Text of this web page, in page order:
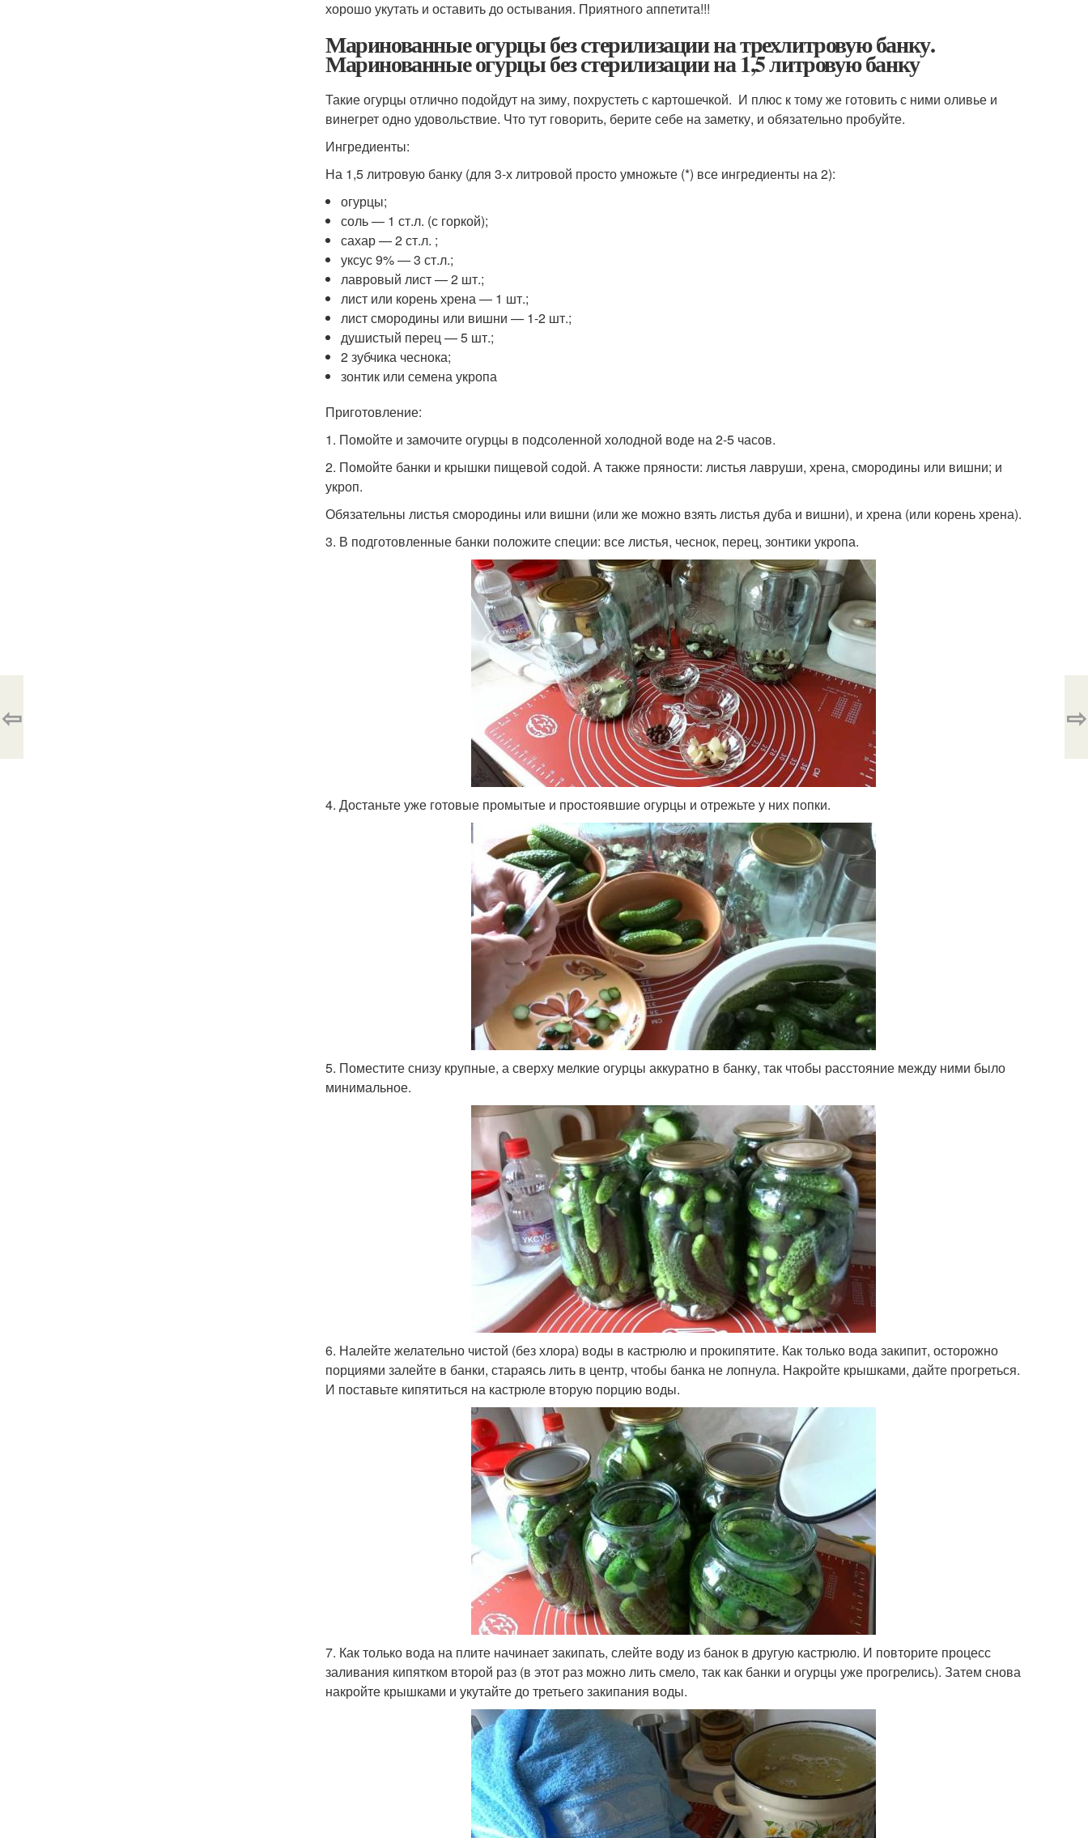
хорошо укутать и оставить до остывания. Приятного аппетита!!!
Маринованные огурцы без стерилизации на трехлитровую банку.
Маринованные огурцы без стерилизации на 1,5 литровую банку
Такие огурцы отлично подойдут на зиму, похрустеть с картошечкой. И плюс к тому же готовить с ними оливье и
винегрет одно удовольствие. Что тут говорить, берите себе на заметку, и обязательно пробуйте.
Ингредиенты:
На 1,5 литровую банку (для 3-х литровой просто умножьте (*) все ингредиенты на 2):
огурцы;
соль — 1 ст.л. (с горкой);
сахар — 2 ст.л. ;
уксус 9% — 3 ст.л.;
лавровый лист — 2 шт.;
лист или корень хрена — 1 шт.;
лист смородины или вишни — 1-2 шт.;
душистый перец — 5 шт.;
2 зубчика чеснока;
зонтик или семена укропа
Приготовление:
1. Помойте и замочите огурцы в подсоленной холодной воде на 2-5 часов.
2. Помойте банки и крышки пищевой содой. А также пряности: листья лавруши, хрена, смородины или вишни; и
укроп.
Обязательны листья смородины или вишни (или же можно взять листья дуба и вишни), и хрена (или корень хрена).
3. В подготовленные банки положите специи: все листья, чеснок, перец, зонтики укропа.
4. Достаньте уже готовые промытые и простоявшие огурцы и отрежьте у них попки.
5. Поместите снизу крупные, а сверху мелкие огурцы аккуратно в банку, так чтобы расстояние между ними было
минимальное.
6. Налейте желательно чистой (без хлора) воды в кастрюлю и прокипятите. Как только вода закипит, осторожно
порциями залейте в банки, стараясь лить в центр, чтобы банка не лопнула. Накройте крышками, дайте прогреться.
И поставьте кипятиться на кастрюле вторую порцию воды.
7. Как только вода на плите начинает закипать, слейте воду из банок в другую кастрюлю. И повторите процесс
заливания кипятком второй раз (в этот раз можно лить смело, так как банки и огурцы уже прогрелись). Затем снова
накройте крышками и укутайте до третьего закипания воды.
⇦ ⇨